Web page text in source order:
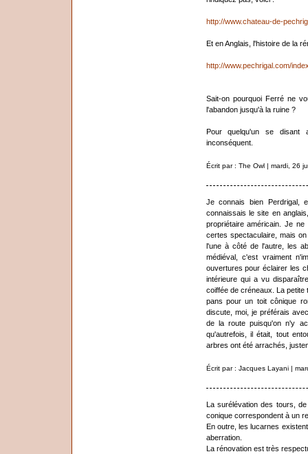
http://www.chateau-de-
Et en Anglais, l'histoire de la
http://www.pechrigal.com/
Sait-on pourquoi Ferré ne
l'abandon jusqu'à la ruine ?
Pour quelqu'un se disant
inconséquent.
Écrit par : The Owl | mardi, 26
Je connais bien Perdrigal,
connaissais le site en
propriétaire américain. Je
certes spectaculaire, mais
l'une à côté de l'autre, les
médiéval, c'est vraiment
ouvertures pour éclairer les
intérieure qui a vu
coiffée de créneaux. La petite
pans pour un toit cônique
discute, moi, je préférais
de la route puisqu'on n'y
qu'autrefois, il était, tout
arbres ont été arrachés,
Écrit par : Jacques Layani |
La surélévation des tours,
conique correspondent à un
En outre, les lucarnes
aberration.
La rénovation est très